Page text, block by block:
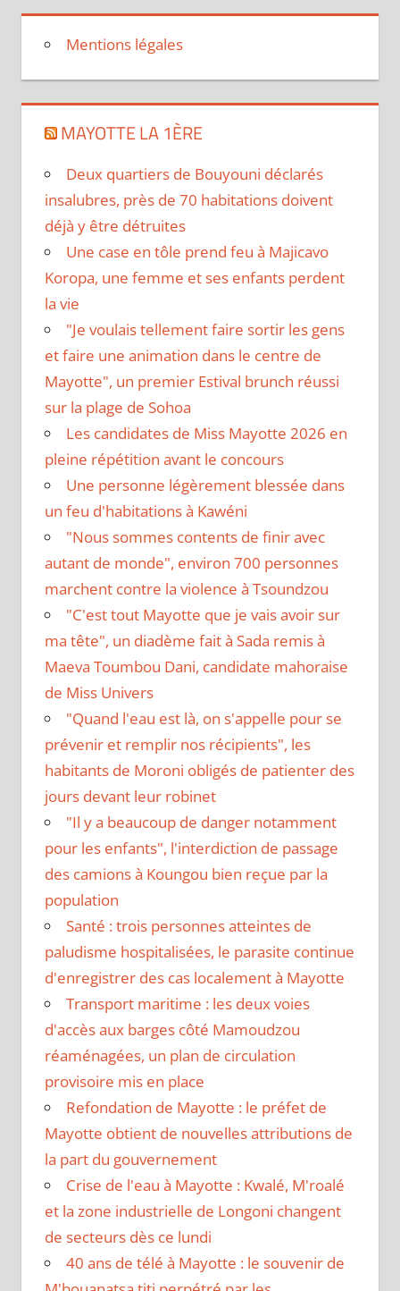
Mentions légales
MAYOTTE LA 1ÈRE
Deux quartiers de Bouyouni déclarés
insalubres, près de 70 habitations doivent
déjà y être détruites
Une case en tôle prend feu à Majicavo
Koropa, une femme et ses enfants perdent
la vie
"Je voulais tellement faire sortir les gens
et faire une animation dans le centre de
Mayotte", un premier Estival brunch réussi
sur la plage de Sohoa
Les candidates de Miss Mayotte 2026 en
pleine répétition avant le concours
Une personne légèrement blessée dans
un feu d'habitations à Kawéni
"Nous sommes contents de finir avec
autant de monde", environ 700 personnes
marchent contre la violence à Tsoundzou
"C'est tout Mayotte que je vais avoir sur
ma tête", un diadème fait à Sada remis à
Maeva Toumbou Dani, candidate mahoraise
de Miss Univers
"Quand l'eau est là, on s'appelle pour se
prévenir et remplir nos récipients", les
habitants de Moroni obligés de patienter des
jours devant leur robinet
"Il y a beaucoup de danger notamment
pour les enfants", l'interdiction de passage
des camions à Koungou bien reçue par la
population
Santé : trois personnes atteintes de
paludisme hospitalisées, le parasite continue
d'enregistrer des cas localement à Mayotte
Transport maritime : les deux voies
d'accès aux barges côté Mamoudzou
réaménagées, un plan de circulation
provisoire mis en place
Refondation de Mayotte : le préfet de
Mayotte obtient de nouvelles attributions de
la part du gouvernement
Crise de l'eau à Mayotte : Kwalé, M'roalé
et la zone industrielle de Longoni changent
de secteurs dès ce lundi
40 ans de télé à Mayotte : le souvenir de